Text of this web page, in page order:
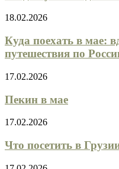
18.02.2026
Куда поехать в мае:
путешествия по
17.02.2026
Пекин в мае
17.02.2026
Что посетить в